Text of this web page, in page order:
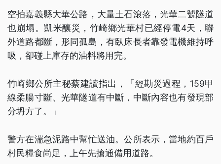
空拍嘉義縣大華公路，大量土石滾落，光華二號隧道
也崩塌。凱米釀災，竹崎鄉光華村已經停電4天，聯
外道路都斷，形同孤島，有臥床長者靠發電機維持呼
吸，卻碰上庫存的油料將用完。
竹崎鄉公所主秘蔡建讀指出，「經勘災過程，159甲
線柔腸寸斷、光華隧道有中斷，中斷內容也有發現部
分坍方了。」
警方在湍急泥路中幫忙送油。公所表示，當地約百戶
村民糧食尚足，上午先搶通備用道路。